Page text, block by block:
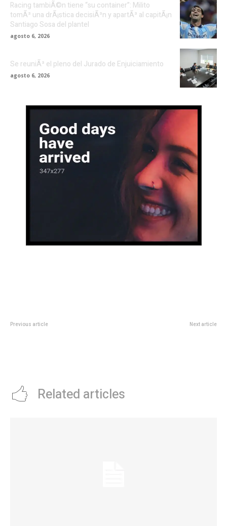
Racing tambiÃ©n tiene “su container”: Milito
tomÃ³ una drÃ¡stica decisiÃ³n y apartÃ³ al capitÃ¡n
Santiago Sosa del plantel
agosto 6, 2026
Se reuniÃ³ el pleno del Jurado de Enjuiciamiento
agosto 6, 2026
Previous article Next article
Related articles